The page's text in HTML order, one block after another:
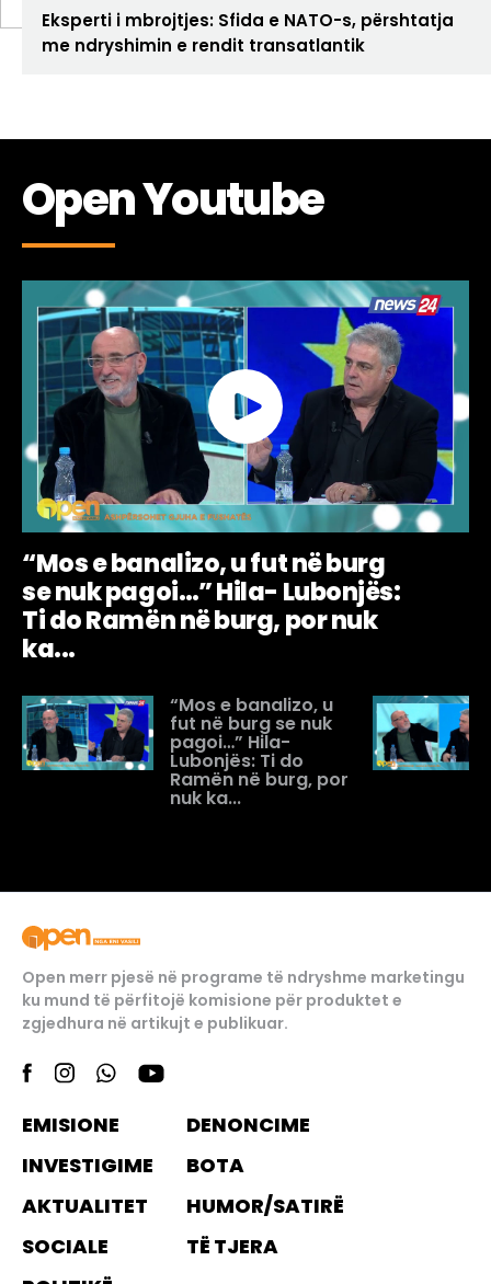
Eksperti i mbrojtjes: Sfida e NATO-s, përshtatja
me ndryshimin e rendit transatlantik
Open Youtube
“Mos e banalizo, u fut në burg
se nuk pagoi…” Hila- Lubonjës:
Ti do Ramën në burg, por nuk
ka...
“Mos e banalizo, u
fut në burg se nuk
pagoi…” Hila-
Lubonjës: Ti do
Ramën në burg, por
nuk ka...
Open merr pjesë në programe të ndryshme marketingu
ku mund të përfitojë komisione për produktet e
zgjedhura në artikujt e publikuar.
EMISIONE
INVESTIGIME
AKTUALITET
SOCIALE
DENONCIME
BOTA
HUMOR/SATIRË
TË TJERA